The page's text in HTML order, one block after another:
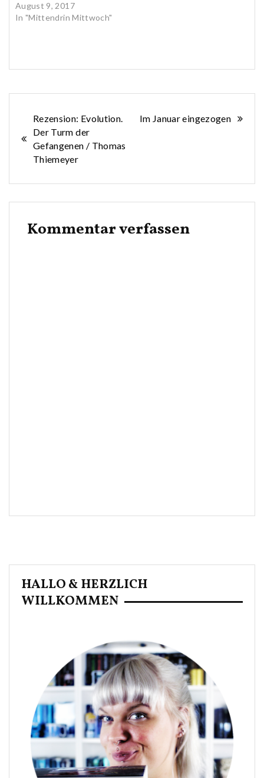
August 9, 2017
In "Mittendrin Mittwoch"
Beitragsnavigation
Rezension: Evolution.
Der Turm der
Gefangenen / Thomas
Thiemeyer
Im Januar eingezogen
Kommentar verfassen
HALLO & HERZLICH
WILLKOMMEN